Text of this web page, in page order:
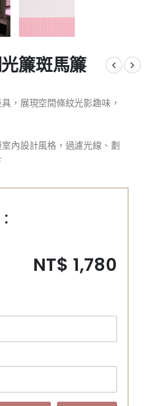
簾斑馬簾
，展現空間條紋光影趣味，
內設計風格，過濾光線、劃
NT$ 1,780